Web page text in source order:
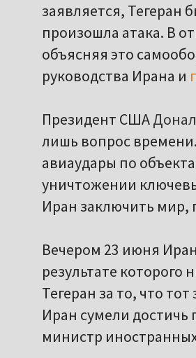
заявляется, Тегеран
произошла атака. В
объясняя это
руководства Ирана и
Президент США
лишь вопрос
авиаудары по
уничтожении
Иран заключить
Вечером 23 июня Иран
результате которого
Тегеран за то, что
Иран сумели
министр